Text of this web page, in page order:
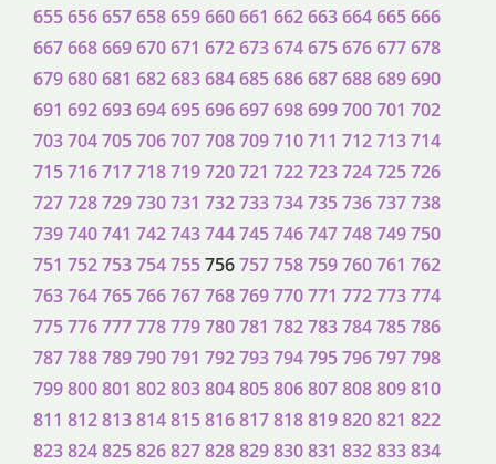
655656657658659660661 662663664665666
667668669670671 672673674675676677678
679680681 682683684685686687688689690
691 692693694695696697698699700701 702
703704705706707708709710711 712713714
715716717718719720721 722723724725726
727728729730731 732733734735736737738
739740741 742743744745746747748749750
751 752753754755756757758759760761 762
763764765766767768769770771 772773774
775776777778779780781 782783784785786
787788789790791 792793794795796797798
799800801 802803804805806807808809810
811 812813814815816817818819820821 822
823824825826827828829830831 832833834